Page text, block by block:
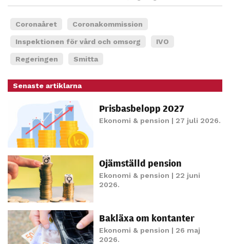
Coronaåret Coronakommission
Inspektionen för vård och omsorg IVO
Regeringen Smitta
Senaste artiklarna
Prisbasbelopp 2027
Ekonomi & pension | 27 juli 2026.
Ojämställd pension
Ekonomi & pension | 22 juni
2026.
Bakläxa om kontanter
Ekonomi & pension | 26 maj
2026.